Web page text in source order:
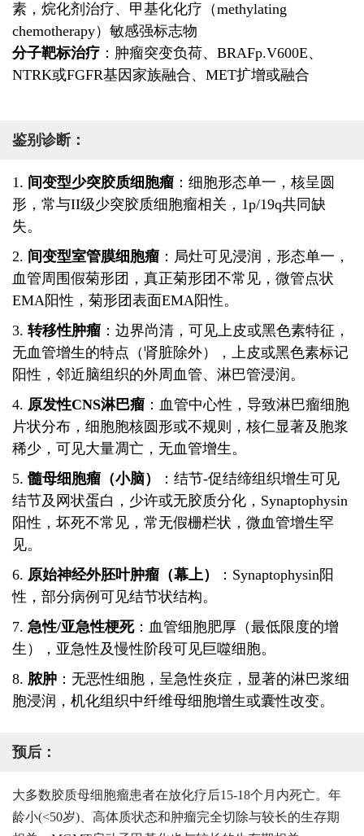
素，烷化剂治疗、甲基化化疗（methylating
chemotherapy）敏感强标志物
分子靶标治疗 ：肿瘤突变负荷、BRAFp.V600E、
NTRK或FGFR基因家族融合、MET扩增或融合
鉴别诊断：
1. 间变型少突胶质细胞瘤 ：细胞形态单一，核呈圆
形，常与II级少突胶质细胞瘤相关，1p/19q共同缺
失。
2. 间变型室管膜细胞瘤 ：局灶可见浸润，形态单一，
血管周围假菊形团，真正菊形团不常见，微管点状
EMA阳性，菊形团表面EMA阳性。
3. 转移性肿瘤 ：边界尚清，可见上皮或黑色素特征，
无血管增生的特点（肾脏除外），上皮或黑色素标记
阳性，邻近脑组织的外周血管、淋巴管浸润。
4. 原发性CNS淋巴瘤 ：血管中心性，导致淋巴瘤细胞
片状分布，细胞胞核圆形或不规则，核仁显著及胞浆
稀少，可见大量凋亡，无血管增生。
5. 髓母细胞瘤（小脑）
：结节-促结缔组织增生可见
结节及网状蛋白，少许或无胶质分化，Synaptophysin
阳性，坏死不常见，常无假栅栏状，微血管增生罕
见。
6. 原始神经外胚叶肿瘤（幕上）
：Synaptophysin阳
性，部分病例可见结节状结构。
7. 急性/亚急性梗死：血管细胞肥厚（最低限度的增
生），亚急性及慢性阶段可见巨噬细胞。
8. 脓肿 ：无恶性细胞，呈急性炎症，显著的淋巴浆细
胞浸润，机化组织中纤维母细胞增生或囊性改变。
预后：
大多数胶质母细胞瘤患者在放化疗后15-18个月内死亡。 年
龄小(<50岁)、高体质状态和肿瘤完全切除与较长的生存期